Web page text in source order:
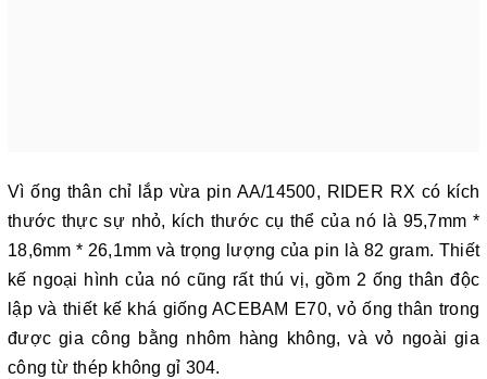
Vì ống thân chỉ lắp vừa pin AA/14500, RIDER RX có kích
thước thực sự nhỏ, kích thước cụ thể của nó là 95,7mm *
18,6mm * 26,1mm và trọng lượng của pin là 82 gram. Thiết
kế ngoại hình của nó cũng rất thú vị, gồm 2 ống thân độc
lập và thiết kế khá giống ACEBAM E70, vỏ ống thân trong
được gia công bằng nhôm hàng không, và vỏ ngoài gia
công từ thép không gỉ 304.